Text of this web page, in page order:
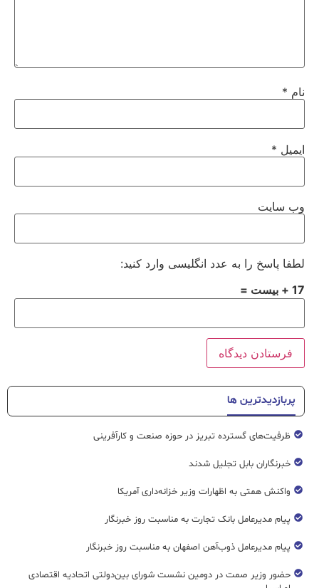
نام *
ایمیل *
وب‌ سایت
لطفا پاسخ را به عدد انگلیسی وارد کنید:
17 + بیست =
پربازدیدترین ها
ظرفیت‌های گسترده‌ تبریز در حوزه صنعت و کارآفرینی
خبرنگاران بابل تجلیل شدند
واکنش همتی به اظهارات وزیر خزانه‌داری آمریکا
پیام مدیرعامل بانک تجارت به مناسبت روز خبرنگار
پیام مدیرعامل ذوب‌آهن اصفهان به مناسبت روز خبرنگار
حضور وزیر صمت در دومین نشست شورای بین‌دولتی اتحادیه اقتصادی